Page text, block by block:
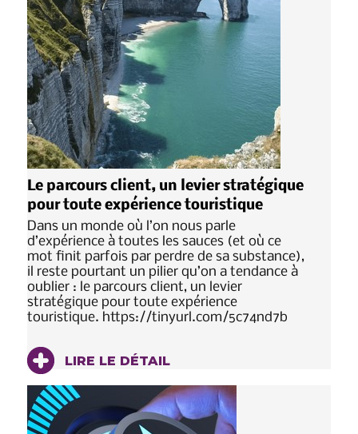
Le parcours client, un levier stratégique
pour toute expérience touristique
Dans un monde où l’on nous parle
d’expérience à toutes les sauces (et où ce
mot finit parfois par perdre de sa substance),
il reste pourtant un pilier qu’on a tendance à
oublier : le parcours client, un levier
stratégique pour toute expérience
touristique. https://tinyurl.com/5c74nd7b
LIRE LE DÉTAIL